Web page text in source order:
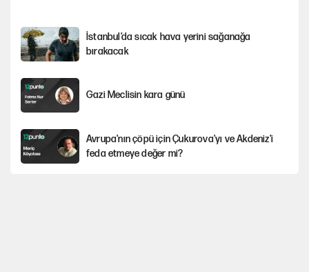
İstanbul’da sıcak hava yerini sağanağa
bırakacak
Gazi Meclisin kara günü
Avrupa'nın çöpü için Çukurova'yı ve Akdeniz'i
feda etmeye değer mi?